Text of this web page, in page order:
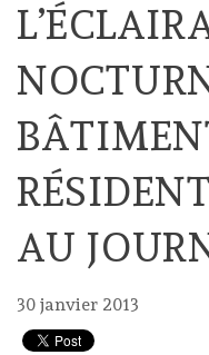
AU
30 janvier 2013